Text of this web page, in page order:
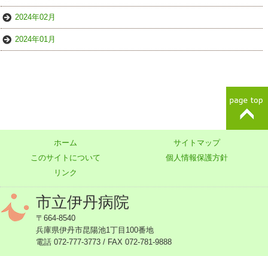
2024年02月
2024年01月
ホーム
サイトマップ
このサイトについて
個人情報保護方針
リンク
市立伊丹病院
〒664-8540
兵庫県伊丹市昆陽池1丁目100番地
電話 072-777-3773 / FAX 072-781-9888